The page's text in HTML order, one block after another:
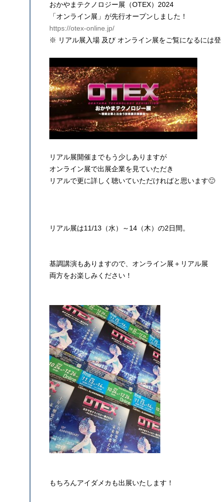
おかやまテクノロジー展（OTEX）2024
「オンライン展」が先行オープンしました！
https://otex-online.jp/
※ リアル展入場 及び オンライン展をご覧になるには
リアル展開催までもう少しありますが
オンライン展で出展企業を見ていただき
リアルで更に詳しく聴いていただければと思います🙂
リアル展は11/13（水）～14（木）の2日間。
基調講演もありますので、オンライン展＋リアル展
両方をお楽しみください！
もちろんアイダメカも出展いたします！